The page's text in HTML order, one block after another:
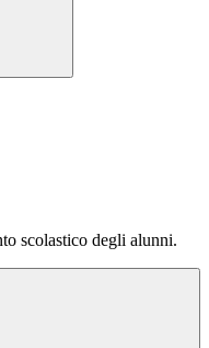
scolastico degli alunni.